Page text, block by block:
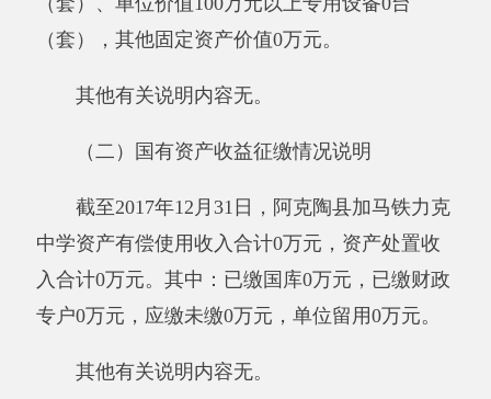
观条件变化未执行完毕、结转到本年度按有关规
余，也包括事业收入、经营收入、其他收入的结
转和结余。
结余分配：反映单位当年结余的分配情况。
安排、因客观条件发生变化无法按原计划实施，
需要延迟到以后年度按有关规定继续使用的资